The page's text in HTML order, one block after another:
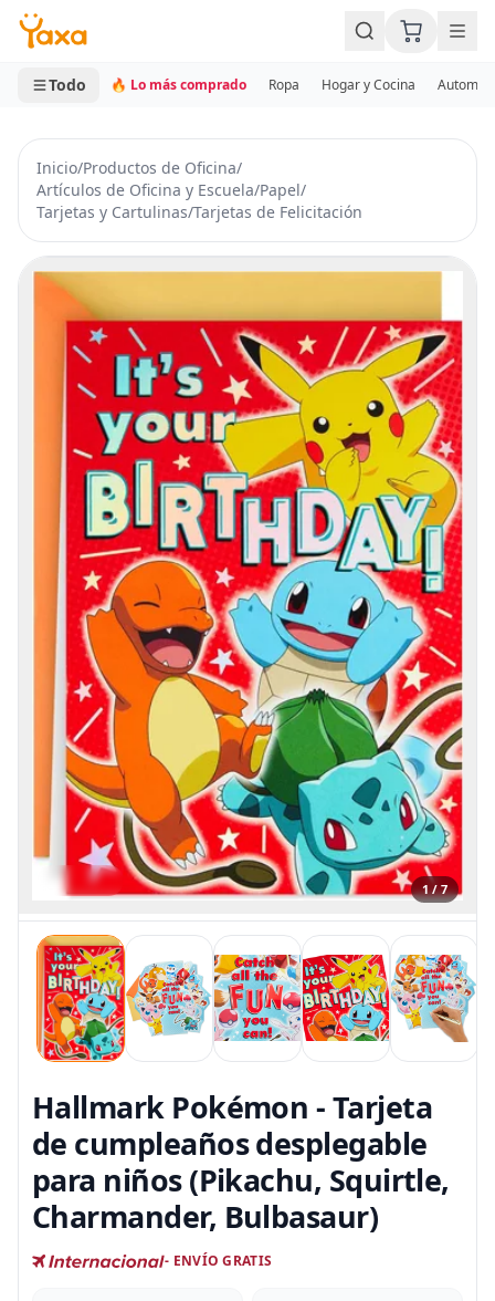
MINI CARRITO
0 productos
Todo 🔥 Lo más comprado Ropa Hogar y Cocina
Inicio/Productos de Oficina/
Artículos de Oficina y Escuela/Papel/
Tarjetas y Cartulinas/Tarjetas de Felicitación
1 / 7
Hallmark Pokémon - Tarjeta
de cumpleaños desplegable
para niños (Pikachu, Squirtle,
Charmander, Bulbasaur)
- ENVÍO GRATIS